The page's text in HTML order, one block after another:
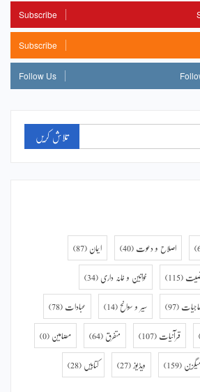
Subscribe
Subscribe
Follow Us
اصلاح و دعوت (40) ایمان (87)
(115) خواتین و خانہ داری (34)
(97) سیر و سوانح (14) عبادات (78)
قرآنیات (107) متفرق (64) مضامین (0)
میگزین (159) ویڈیوز (27) کتابیں (28)